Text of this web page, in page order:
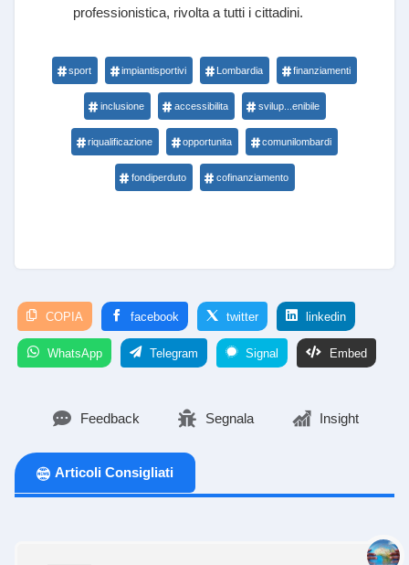
professionistica, rivolta a tutti i cittadini.
sport impiantisportivi Lombardia finanziamenti
inclusione accessibilita svilup...enibile
riqualificazione opportunita comunilombardi
fondiperduto cofinanziamento
COPIA facebook twitter linkedin
WhatsApp Telegram Signal Embed
Feedback Segnala Insight
Articoli Consigliati